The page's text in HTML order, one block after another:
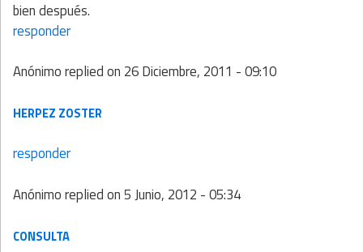
bien después.
responder
Anónimoreplied on 26 Diciembre, 2011 - 09:10
HERPEZ ZOSTER
responder
Anónimoreplied on5 Junio, 2012 - 05:34
CONSULTA